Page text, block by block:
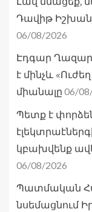
Դավիթ
06/08/2026
Էդգար
է մինչև
միանալը 06/
Պետք է
կբախվենք
06/08/2026
Պատմական
նսեմացնում